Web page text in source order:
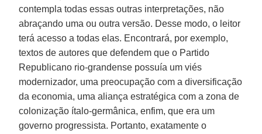
contempla todas essas outras interpretações, não
abraçando uma ou outra versão. Desse modo, o leitor
terá acesso a todas elas. Encontrará, por exemplo,
textos de autores que defendem que o Partido
Republicano rio-grandense possuía um viés
modernizador, uma preocupação com a diversificação
da economia, uma aliança estratégica com a zona de
colonização ítalo-germânica, enfim, que era um
governo progressista. Portanto, exatamente o